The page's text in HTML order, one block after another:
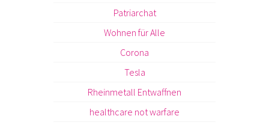
Patriarchat
Wohnen für Alle
Corona
Tesla
Rheinmetall Entwaffnen
healthcare not warfare